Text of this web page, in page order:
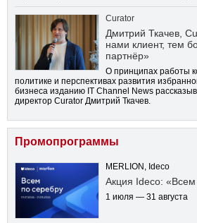
Curator
Дмитрий Ткачев,
нами клиент, тем
партнёр»
О принципах работы
политике и перспективах развития
бизнеса изданию IT Channel News
директор Curator Дмитрий Ткачев.
Промопрограммы
MERLION, Ideco
Акция Ideco:
1 июля — 31 августа